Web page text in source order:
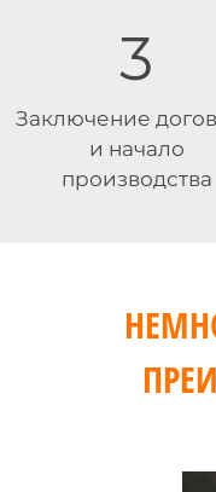
3
Заключение
и начало
производства